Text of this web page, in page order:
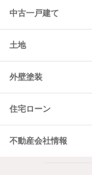
中古一戸建て
土地
外壁塗装
住宅ローン
不動産会社情報